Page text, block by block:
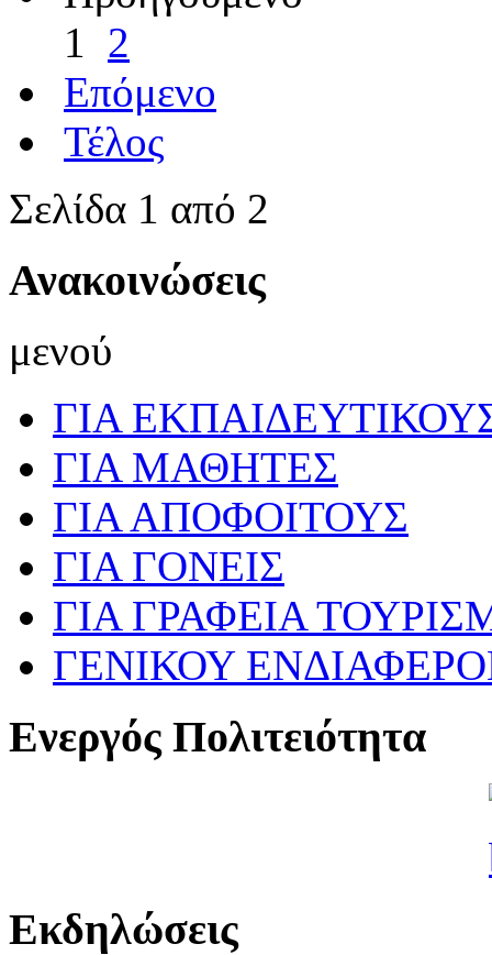
1 2
Επόμενο
Τέλος
Σελίδα 1 από 2
Ανακοινώσεις
μενού
ΓΙΑ
ΓΙΑ ΜΑΘΗΤΕΣ
ΓΙΑ ΑΠΟΦΟΙΤΟΥΣ
ΓΙΑ ΓΟΝΕΙΣ
ΓΙΑ ΓΡΑΦΕΙΑ
ΓΕΝΙΚΟΥ
Ενεργός Πολιτειότητα
Εκδηλώσεις